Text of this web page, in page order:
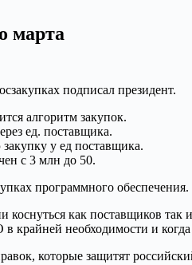
марта
подписал президент.
алгоритм закупок.
ед. поставщика.
у ед поставщика.
с 3 млн до 50.
программного обеспечения.
как поставщиков
крайней необходимости и когда
которые защитят